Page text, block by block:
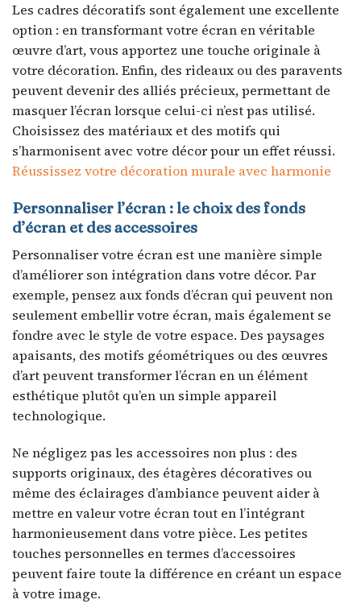
Les cadres décoratifs sont également une excellente
option : en transformant votre écran en véritable
œuvre d’art, vous apportez une touche originale à
votre décoration. Enfin, des rideaux ou des paravents
peuvent devenir des alliés précieux, permettant de
masquer l’écran lorsque celui-ci n’est pas utilisé.
Choisissez des matériaux et des motifs qui
s’harmonisent avec votre décor pour un effet réussi.
Réussissez votre décoration murale avec harmonie
Personnaliser l’écran : le choix des fonds
d’écran et des accessoires
Personnaliser votre écran est une manière simple
d’améliorer son intégration dans votre décor. Par
exemple, pensez aux fonds d’écran qui peuvent non
seulement embellir votre écran, mais également se
fondre avec le style de votre espace. Des paysages
apaisants, des motifs géométriques ou des œuvres
d’art peuvent transformer l’écran en un élément
esthétique plutôt qu’en un simple appareil
technologique.
Ne négligez pas les accessoires non plus : des
supports originaux, des étagères décoratives ou
même des éclairages d’ambiance peuvent aider à
mettre en valeur votre écran tout en l’intégrant
harmonieusement dans votre pièce. Les petites
touches personnelles en termes d’accessoires
peuvent faire toute la différence en créant un espace
à votre image.